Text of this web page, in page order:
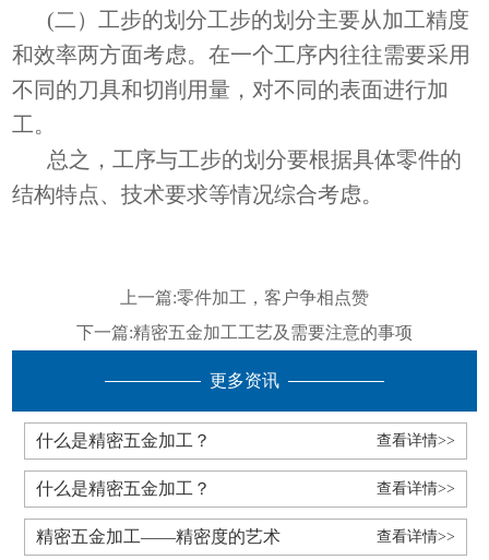
(二）工步的划分工步的划分主要从加工精度
和效率两方面考虑。在一个工序内往往需要采用
不同的刀具和切削用量，对不同的表面进行加
工。
总之，工序与工步的划分要根据具体零件的
结构特点、技术要求等情况综合考虑。
上一篇:零件加工，客户争相点赞
下一篇:精密五金加工工艺及需要注意的事项
更多资讯
什么是精密五金加工？ 查看详情>>
什么是精密五金加工？ 查看详情>>
精密五金加工——精密度的艺术 查看详情>>